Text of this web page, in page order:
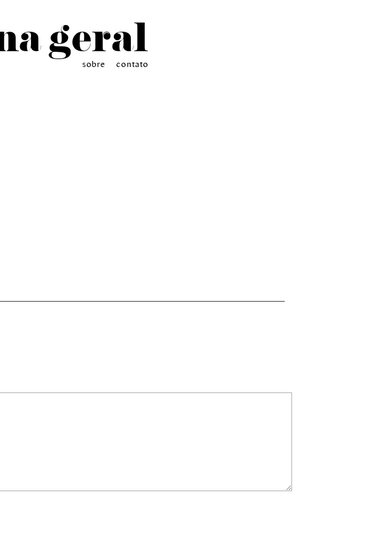
geral
contato
sobre